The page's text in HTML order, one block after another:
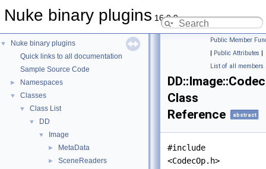
Nuke binary plugins 16.0.9
▼
Nuke binary plugins
Quick links to all documentation
Sample Source Code
► Namespaces
▼ Classes
▼ Class List
▼ DD
▼ Image
► MetaData
►
SceneReaders
Public Member
| Public Attributes |
List of all members
Class
Reference
abstract
#include
<CodecOp.h>